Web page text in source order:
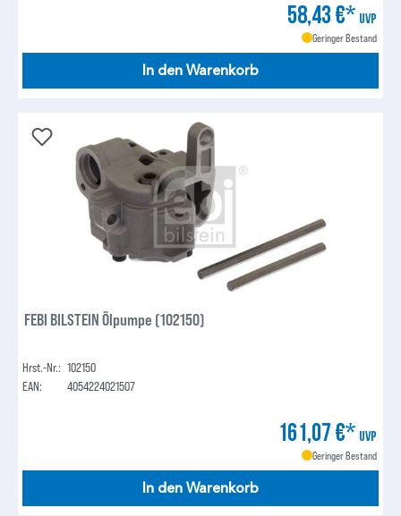
58,43 €* UVP
Geringer Bestand
In den Warenkorb
FEBI BILSTEIN Ölpumpe (102150)
Hrst.-Nr.: 102150
EAN:
4054224021507
161,07 €* UVP
Geringer Bestand
In den Warenkorb